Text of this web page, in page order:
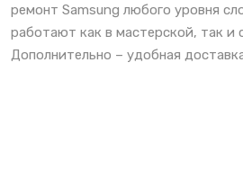
ремонт Samsung любого уровня
работают как в мастерской, так и
Дополнительно – удобная